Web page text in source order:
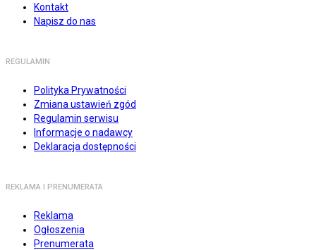
Kontakt
Napisz do nas
REGULAMIN
Polityka Prywatności
Zmiana ustawień zgód
Regulamin serwisu
Informacje o nadawcy
Deklaracja dostępności
REKLAMA I PRENUMERATA
Reklama
Ogłoszenia
Prenumerata